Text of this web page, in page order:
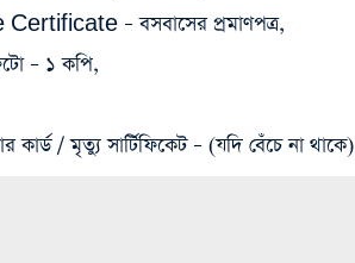
– বসবাসের প্রমাণপত্র,
– ১ কপি,
/ মৃত্যু সার্টিফিকেট – (যদি বেঁচে না থাকে)।